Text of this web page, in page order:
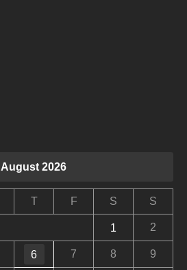
August 2026
T F S S
1 2
6 7 8 9